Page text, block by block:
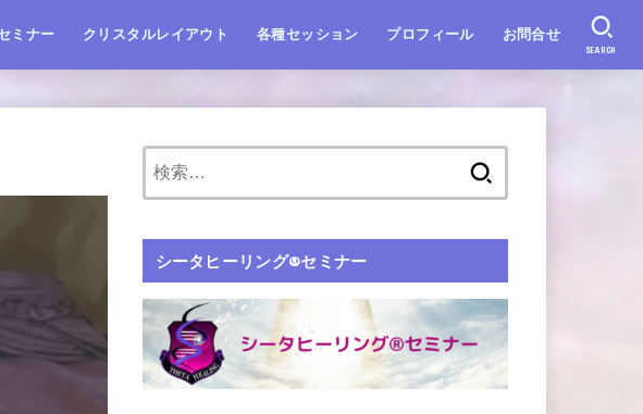
ミナー クリスタルレイアウト 各種セッション プロフィール お問合せ
SEARCH
シータヒーリング®️セミナー